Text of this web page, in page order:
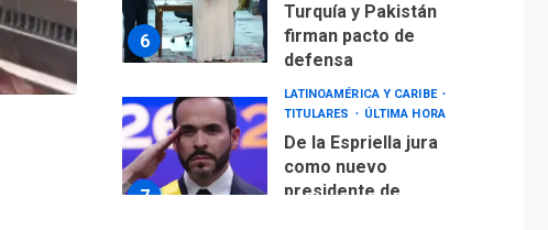
6
Turquía y Pakistán
firman pacto de
defensa
7
LATINOAMÉRICA Y CARIBE
TITULARES
ÚLTIMA HORA
De la Espriella jura
como nuevo
presidente de